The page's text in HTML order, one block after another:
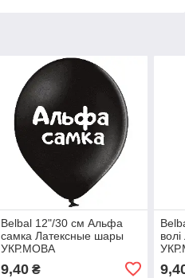
Belbal 12"/30 см Альфа
самка Латексные шары
УКР.МОВА
9,40₴